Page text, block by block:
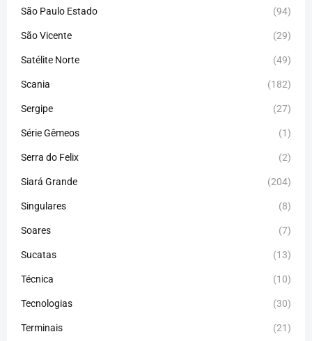
São Paulo Estado (94)
São Vicente (29)
Satélite Norte (49)
Scania (182)
Sergipe (27)
Série Gêmeos (1)
Serra do Felix (2)
Siará Grande (204)
Singulares (8)
Soares (7)
Sucatas (13)
Técnica (10)
Tecnologias (30)
Terminais (21)